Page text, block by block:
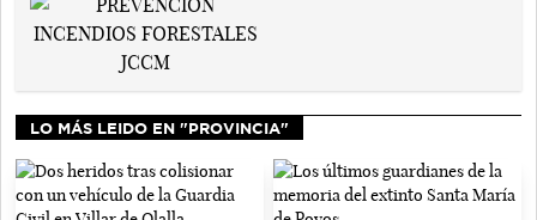
LO MÁS LEIDO EN "PROVINCIA"